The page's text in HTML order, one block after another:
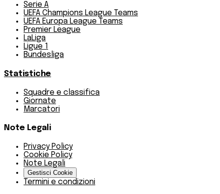
Serie A
UEFA Champions League Teams
UEFA Europa League Teams
Premier League
LaLiga
Ligue 1
Bundesliga
Statistiche
Squadre e classifica
Giornate
Marcatori
Note Legali
Privacy Policy
Cookie Policy
Note Legali
Gestisci Cookie
Termini e condizioni